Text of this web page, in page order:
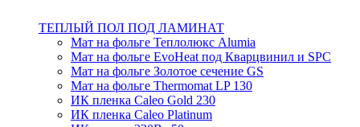
ТЕПЛЫЙ ПОЛ ПОД ЛАМИНАТ
Мат на фольге Теплолюкс Alumia
Мат на фольге EvoHeat под Кварцвинил и SPC
Мат на фольге Золотое сечение GS
Мат на фольге Thermomat LP 130
ИК пленка Caleo Gold 230
ИК пленка Caleo Platinum